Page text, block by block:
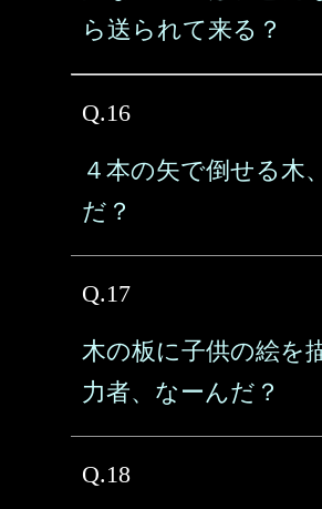
ら送られて来る？
Q.16
４本の矢で倒せる木
だ？
Q.17
木の板に子供の絵を
力者、なーんだ？
Q.18